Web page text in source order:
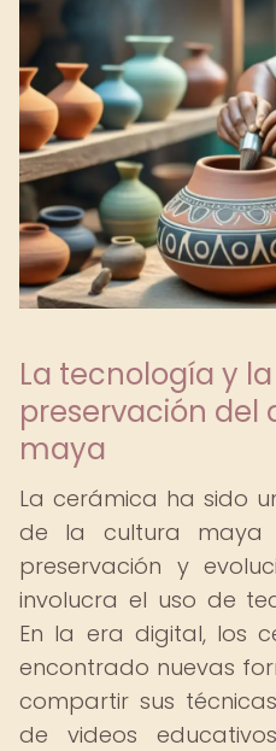
La tecnología y
preservación del
maya
La cerámica ha sido
de la cultura maya
preservación y
involucra el uso de
En la era digital, los
encontrado nuevas
compartir sus
de videos